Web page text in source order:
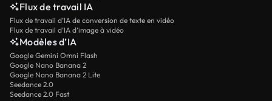
Flux de travail IA
Flux de travail d’IA de conversion de texte en vidéo
Flux de travail d’IA d’image à vidéo
Modèles d’IA
Google Gemini Omni Flash
Google Nano Banana 2
Google Nano Banana 2 Lite
Seedance 2.0
Seedance 2.0 Fast